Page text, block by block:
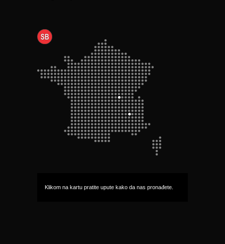
Klikom na kartu pratite upute kako da nas pronađete.